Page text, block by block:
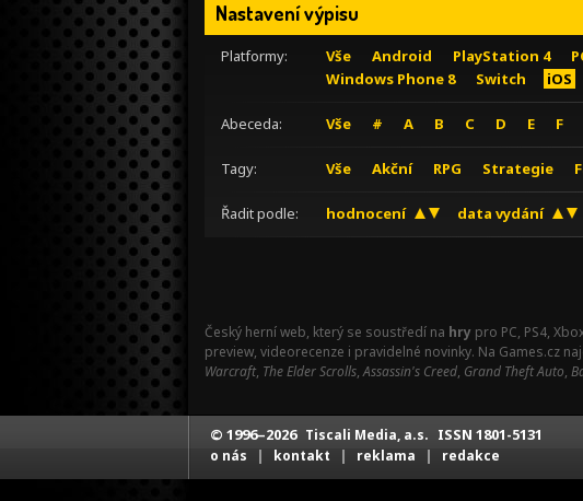
Nastavení výpisu
Platformy: Vše Android PlayStation 4
Windows Phone 8
Switch iOS
Abeceda: Vše # A B C D E F
Tagy: Vše Akční RPG Strategie
Řadit podle: hodnocení data vydání
Český herní web, který se soustředí na hry pro PC, PS4,
preview, videorecenze i pravidelné novinky. Na Games.cz
Warcraft, The Elder Scrolls,Assassin's Creed, Grand Theft Auto,
© 1996–2026 Tiscali Media, a.s. ISSN 1801-5131
o nás | kontakt | reklama | redakce